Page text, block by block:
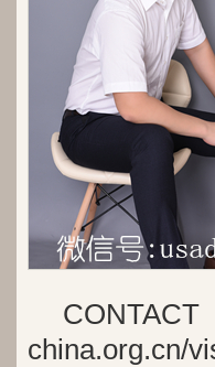
china.org.cn/